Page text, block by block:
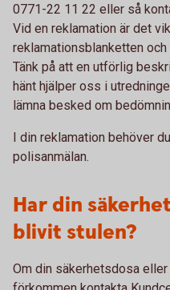
0771-22 11 22 eller så
Vid en reklamation är det
reklamationsblanketten
Tänk på att en utförlig
hänt hjälper oss i
lämna besked om
I din reklamation behöver
polisanmälan.
Har din
blivit stulen?
Om din säkerhetsdosa